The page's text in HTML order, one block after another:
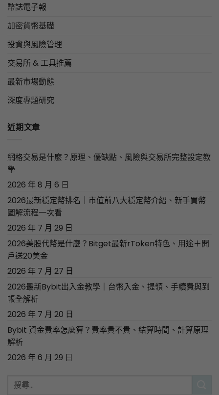
幣誌電子報
加密貨幣基礎
投資與風險管理
交易所 & 工具推薦
最新市場動態
深度專題研究
近期文章
網格交易是什麼？原理、優缺點、風險與交易所完整設定教
學
2026 年 8 月 6 日
2026最新穩定幣排名｜市值前八大穩定幣介紹、新手買幣
圖解流程一次看
2026 年 7 月 29 日
2026美股代幣是什麼？Bitget最新rToken特色、用途＋開
戶送20美金
2026 年 7 月 27 日
2026最新Bybit出入金教學｜台幣入金、提領、手續費與到
帳全解析
2026 年 7 月 20 日
Bybit 資金費率怎麼算？費率貴不貴、結算時間、計算原理
解析
2026 年 6 月 29 日